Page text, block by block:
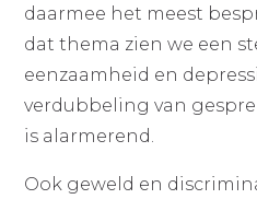
daarmee het meest
dat thema zien we een
eenzaamheid en
verdubbeling van
is alarmerend.
Ook geweld en